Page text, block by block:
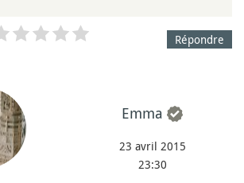
Répondre
Emma
23 avril 2015
23:30